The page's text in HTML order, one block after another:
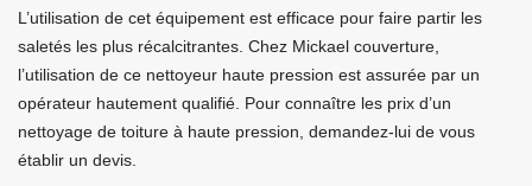
L’utilisation de cet équipement est efficace pour faire partir les
saletés les plus récalcitrantes. Chez Mickael couverture,
l’utilisation de ce nettoyeur haute pression est assurée par un
opérateur hautement qualifié. Pour connaître les prix d’un
nettoyage de toiture à haute pression, demandez-lui de vous
établir un devis.